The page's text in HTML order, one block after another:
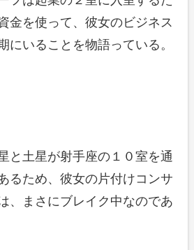
金を使って、彼女のビジネス
にいることを物語っている。
と土星が射手座の１０室を通
るため、彼女の片付けコンサ
、まさにブレイク中なのであ